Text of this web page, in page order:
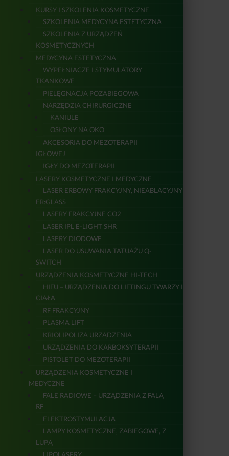
KURSY I SZKOLENIA KOSMETYCZNE
SZKOLENIA MEDYCYNA ESTETYCZNA
SZKOLENIA Z URZĄDZEŃ
KOSMETYCZNYCH
MEDYCYNA ESTETYCZNA
WYPEŁNIACZE I STYMULATORY
TKANKOWE
PIELĘGNACJA POZABIEGOWA
NARZĘDZIA CHIRURGICZNE
KANIULE
OSŁONY NA OKO
AKCESORIA DO MEZOTERAPII
IGŁOWEJ
IGŁY DO MEZOTERAPII
LASERY KOSMETYCZNE I MEDYCZNE
LASER ERBOWY FRAKCYJNY, NIEABLACYJNY
ER:GLASS
LASERY FRAKCYJNE CO2
LASER IPL E-LIGHT SHR
LASERY DIODOWE
LASER DO USUWANIA TATUAŻU Q-
SWITCH
URZĄDZENIA KOSMETYCZNE HI-TECH
HIFU – URZĄDZENIA DO LIFTINGU TWARZY I
CIAŁA
RF FRAKCYJNY
PLASMA LIFT
KRIOLIPOLIZA URZĄDZENIA
URZĄDZENIA DO KARBOKSYTERAPII
PISTOLET DO MEZOTERAPII
URZĄDZENIA KOSMETYCZNE I
MEDYCZNE
FALE RADIOWE – URZĄDZENIA Z FALĄ
RF
ELEKTROSTYMULACJA
LAMPY KOSMETYCZNE, ZABIEGOWE, Z
LUPĄ
LIPOLASERY